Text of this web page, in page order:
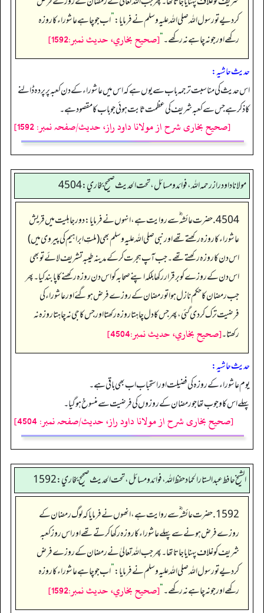
کردیے تو رسول اللہ صلی اللہ علیہ وسلم نے فرمایا:”اب جو چاہے عاشوراء کا روزہ
رکھے اور جو نہ چاہے نہ رکھے۔“[صحيح بخاري، حديث نمبر:1592]
حدیث حاشیہ:
اس حدیث کی مناسبت ترجمہ باب سے یوں ہے کہ اس میں عاشوراء کے دن کعبہ پر پردہ ڈالنے
کا ذکر ہے جس سے کعبہ شریف کی عظمت ثابت ہوئی جو باب کا مقصود ہے۔
[صحیح بخاری شرح از مولانا داود راز، حدیث/صفحہ نمبر: 1592]
مولانا داود راز رحمه الله، فوائد و مسائل، تحت الحديث صحيح بخاري: 4504
4504. حضرت عائشہ‬ ؓ س‬ے روایت ہے، انہوں نے فرمایا: دور جاہلیت میں قریش
عاشوراء کا روزہ رکھتے تھے اور نبی صلی اللہ علیہ وسلم بھی (ملتِ ابراہیم کی پیروی میں)
اس دن کا روزہ رکھتے تھے۔ جب آپ ہجرت کر کے مدینہ طیبہ تشریف لائے تو بھی
اس دن کے روزے کو برقرار رکھا بلکہ اپنے صحابہ کو اس دن روزہ رکھنے کا پابند کیا۔ پھر
جب رمضان کا حکم نازل ہوا تو رمضان کے روزے فرض ہو گئے اور عاشوراء کی
فرضیت ترک کر دی گئی، پھر جس کا دل چاہتا روزہ رکھتا اور جس کا جی نہ چاہتا روزہ نہ
رکھتا۔[صحيح بخاري، حديث نمبر:4504]
حدیث حاشیہ:
یوم عاشوراء کے روزہ کی فضیلت اور استحباب اب بھی باقی ہے۔
پہلے اس کا وجوب تھا جو رمضان کے روزوں کی فرضیت سے منسوخ ہو گیا۔
[صحیح بخاری شرح از مولانا داود راز، حدیث/صفحہ نمبر: 4504]
الشيخ حافط عبدالستار الحماد حفظ الله، فوائد و مسائل، تحت الحديث صحيح بخاري:1592
1592. حضرت عائشہ ؓ سے روایت ہے، انھوں نے فرمایا کہ لوگ رمضان کے
روزے فرض ہونے سے پہلے عاشوراء کا روزہ رکھا کرتے تھے اور اس روز کعبہ
شریف کو غلاف پہنایاجاتا تھا۔ پھر جب اللہ تعالیٰ نے رمضان کے روزے فرض
کردیے تو رسول اللہ صلی اللہ علیہ وسلم نے فرمایا:”اب جو چاہے عاشوراء کا روزہ
رکھے اور جو نہ چاہے نہ رکھے۔“[صحيح بخاري، حديث نمبر:1592]